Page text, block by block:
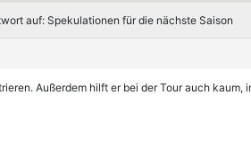
auf: Spekulationen für die nächste Saison
Außerdem hilft er bei der Tour auch kaum,